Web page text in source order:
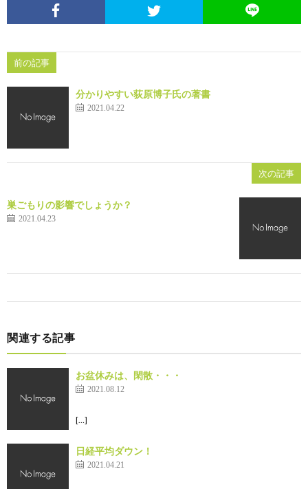
前の記事
分かりやすい荻原博子氏の著書
2021.04.22
次の記事
巣ごもりの影響でしょうか？
2021.04.23
関連する記事
お盆休みは、閑散・・・
2021.08.12
[…]
日経平均ダウン！
2021.04.21